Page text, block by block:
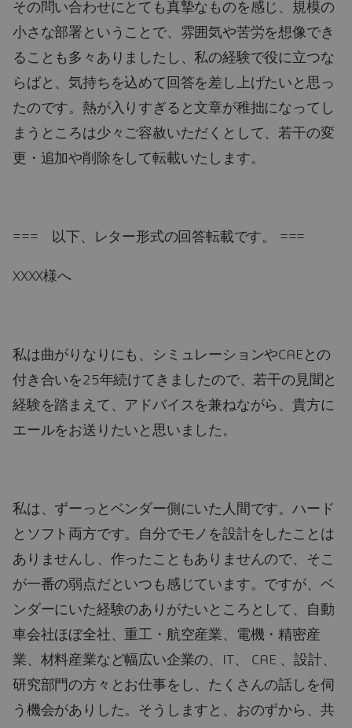
その問い合わせにとても真摯なものを感じ、規模の
小さな部署ということで、雰囲気や苦労を想像でき
ることも多々ありましたし、私の経験で役に立つな
らばと、気持ちを込めて回答を差し上げたいと思っ
たのです。熱が入りすぎると文章が稚拙になってし
まうところは少々ご容赦いただくとして、若干の変
更・追加や削除をして転載いたします。
=== 以下、レター形式の回答転載です。 ===
XXXX様へ
私は曲がりなりにも、シミュレーションやCAEとの
付き合いを25年続けてきましたので、若干の見聞と
経験を踏まえて、アドバイスを兼ねながら、貴方に
エールをお送りたいと思いました。
私は、ずーっとベンダー側にいた人間です。ハード
とソフト両方です。自分でモノを設計をしたことは
ありませんし、作ったこともありませんので、そこ
が一番の弱点だといつも感じています。ですが、ベ
ンダーにいた経験のありがたいところとして、自動
車会社ほぼ全社、重工・航空産業、電機・精密産
業、材料産業など幅広い企業の、IT、 CAE 、設計、
研究部門の方々とお仕事をし、たくさんの話しを伺
う機会がありした。そうしますと、おのずから、共